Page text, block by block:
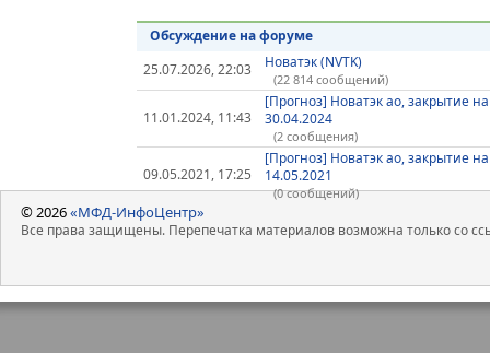
Обсуждение на форуме
25.07.2026, 22:03
Новатэк (NVTK)
(22 814 сообщений)
11.01.2024, 11:43
[Прогноз] Новатэк ао, закрытие на
30.04.2024
(2 сообщения)
09.05.2021, 17:25
[Прогноз] Новатэк ао, закрытие на
14.05.2021
(0 сообщений)
© 2026«МФД-ИнфоЦентр»
Все права защищены. Перепечатка материалов возможна только со